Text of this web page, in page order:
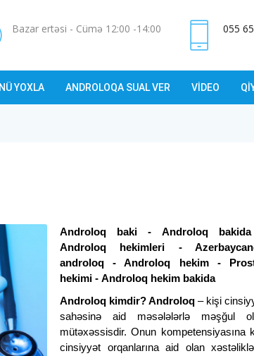
Bazar ertəsi - Cümə 12:00 -14:00 055
YOXLA ANDROLOQA SUAL VER VİDEO
Androloq baki - Androloq
Androloq hekimleri -
androloq - Androloq hekim -
hekimi - Androloq hekim bakida
Androloq kimdir? Androloq – kişi
sahəsinə aid məsələlərlə məşğul
mütəxəssisdir. Onun kompetensiyasına
cinsiyyət orqanlarına aid olan